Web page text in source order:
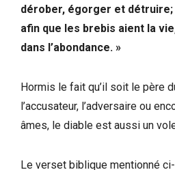
dérober, égorger et détruire;
afin que les brebis aient la
dans l’abondance. »
Hormis le fait qu’il soit le père
l’accusateur, l’adversaire ou
âmes, le diable est aussi un
Le verset biblique mentionné